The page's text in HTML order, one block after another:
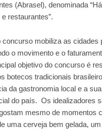
(Abrasel), denominada
restaurantes”.
concurso mobiliza as cidades
o movimento e o
objetivo do concurso é
botecos tradicionais
da gastronomia local e a
do país. Os idealizadores
mesmo de momentos
uma cerveja bem gelada,